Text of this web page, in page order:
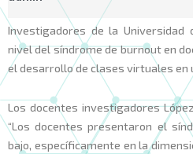
Investigadores de la Universidad
nivel del síndrome de burnout en
el desarrollo de clases virtuales en
Los docentes investigadores
“Los docentes presentaron el
bajo, específicamente en la